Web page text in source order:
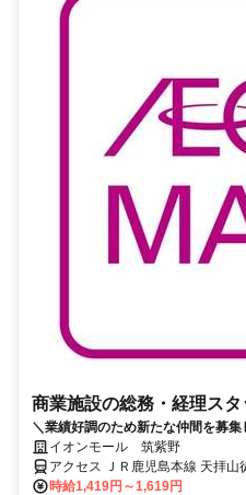
商業施設の総務・経理スタ
＼業績好調のため新たな仲間を募集
イオンモール 筑紫野
アクセス ＪＲ鹿児島本線 天拝山
「朝倉街道駅」徒歩8分
時給1,419円～1,619円